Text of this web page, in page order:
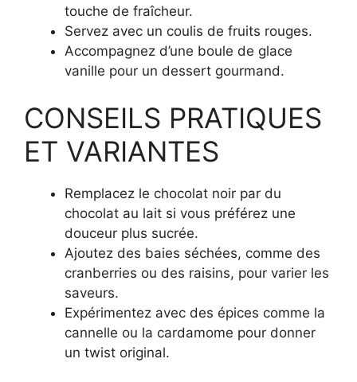
touche de fraîcheur.
Servez avec un coulis de fruits rouges.
Accompagnez d’une boule de glace
vanille pour un dessert gourmand.
CONSEILS PRATIQUES
ET VARIANTES
Remplacez le chocolat noir par du
chocolat au lait si vous préférez une
douceur plus sucrée.
Ajoutez des baies séchées, comme des
cranberries ou des raisins, pour varier les
saveurs.
Expérimentez avec des épices comme la
cannelle ou la cardamome pour donner
un twist original.